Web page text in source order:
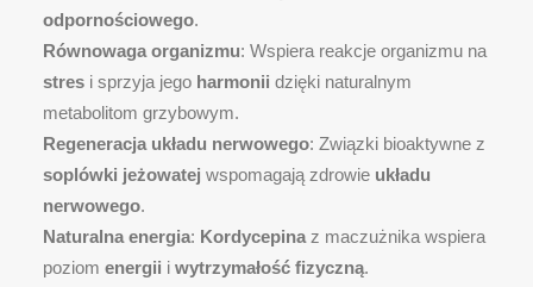
odpornościowego.
Równowaga organizmu: Wspiera reakcje organizmu na
stres i sprzyja jego harmonii dzięki naturalnym
metabolitom grzybowym.
Regeneracja układu nerwowego: Związki bioaktywne z
soplówki jeżowatej wspomagają zdrowie układu
nerwowego.
Naturalna energia: Kordycepina z maczużnika wspiera
poziom energii i wytrzymałość fizyczną.